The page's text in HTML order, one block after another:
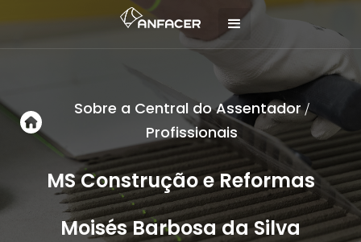
Sobre a Central do Assentador/
Profissionais
MS Construção e Reformas
Moisés Barbosa da Silva